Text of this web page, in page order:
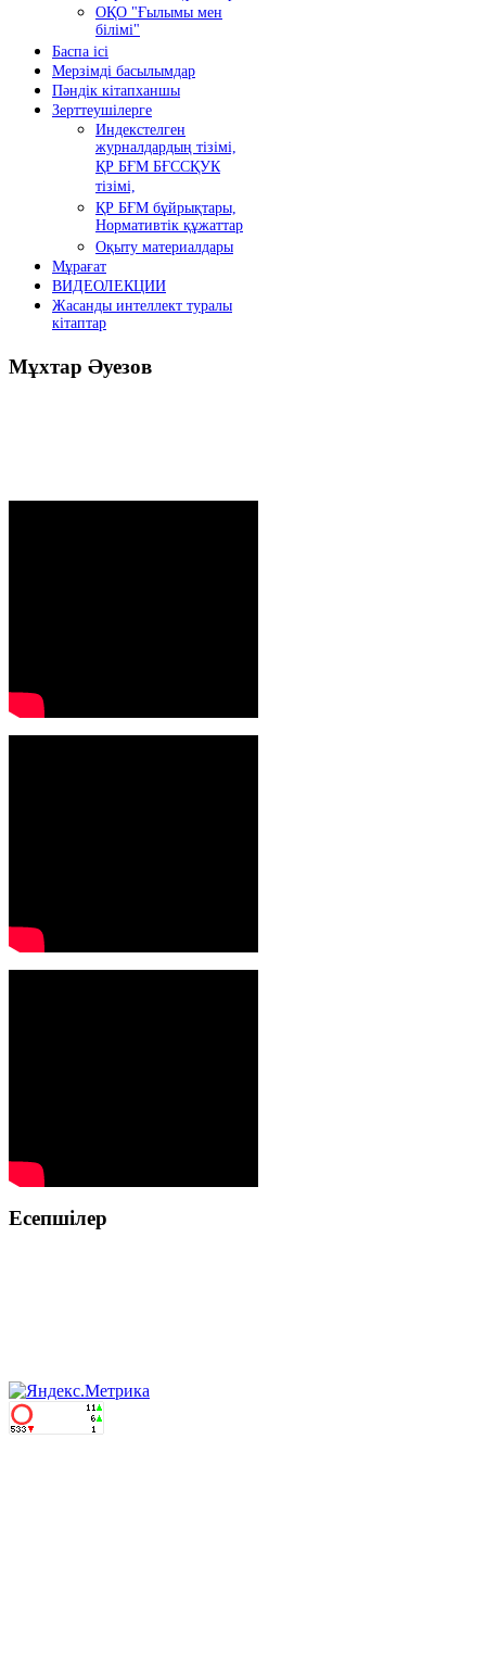
ОҚО "Ғылымы мен
білімі"
Баспа ісі
Мерзімді басылымдар
Пәндік кітапханшы
Зерттеушілерге
Индекстелген
журналдардың тізімі,
ҚР БҒМ БҒССҚУК
тізімі,
ҚР БҒМ бұйрықтары,
Нормативтік құжаттар
Оқыту материалдары
Мұрағат
ВИДЕОЛЕКЦИИ
Жасанды интеллект туралы
кітаптар
Мұхтар Әуезов
Есепшілер